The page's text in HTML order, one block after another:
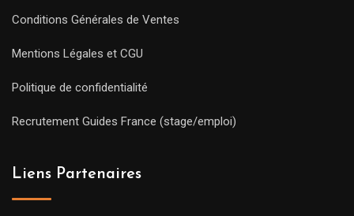
Conditions Générales de Ventes
Mentions Légales et CGU
Politique de confidentialité
Recrutement Guides France (stage/emploi)
Liens Partenaires